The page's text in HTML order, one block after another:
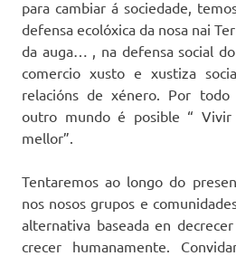
para cambiar á sociedade,
defensa ecolóxica da nosa nai
da auga… , na defensa social
comercio xusto e xustiza
relacións de xénero. Por
outro mundo é posible “
mellor”.
Tentaremos ao longo do
nos nosos grupos e
alternativa baseada en
crecer humanamente.